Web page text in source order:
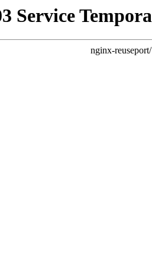
Service
nginx-